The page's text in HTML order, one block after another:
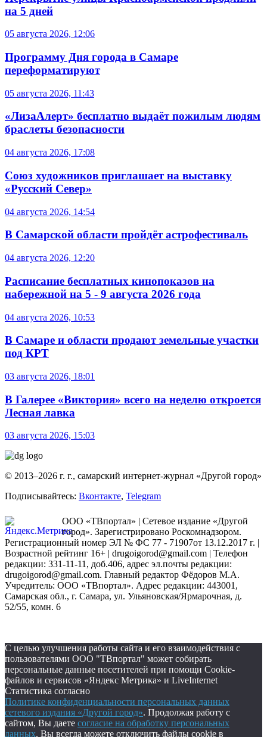
на 5 дней
05 августа 2026, 12:06
Программу Дня города в Самаре
переформатируют
05 августа 2026, 11:43
«ЛизаАлерт» бесплатно выдаёт пожилым людям
браслеты безопасности
04 августа 2026, 17:08
Союз художников приглашает на выставку
«Русский Север»
04 августа 2026, 14:54
В Самарской области пройдёт астрофестиваль
04 августа 2026, 12:20
Расписание бесплатных кинопоказов на
набережной на 5 - 9 августа 2026 года
04 августа 2026, 10:53
В Самаре и области продают земельные участки
под КРТ
03 августа 2026, 18:01
В Галерее «Виктория» всего на неделю откроется
Лесная лавка
03 августа 2026, 15:03
© 2013–2026 г. г., самарский интернет-журнал «Другой город»
Подписывайтесь: Вконтакте, Telegram
ООО «ТВпортал» | Сетевое издание «Другой
город». Зарегистрировано Роскомнадзором.
Регистрационный номер ЭЛ № ФС 77 - 71907от 13.12.2017 г. |
Возрастной рейтинг 16+ | drugoigorod@gmail.com | Телефон
редакции: 331-11-11, доб.406, адрес эл.почты редакции:
drugoigorod@gmail.com. Главный редактор Фёдоров М.А.
Учредитель: ООО «ТВпортал». Адрес редакции: 443001,
Самарская обл., г. Самара, ул. Ульяновская/Ярмарочная, д.
52/55, комн. 6
С целью улучшения работы сайта и его взаимодействия с
пользователями ООО "ТВпортал" может собирать
персональные данные посетителей при помощи Cookie-
файлов и сервисов «Яндекс Метрика» и LiveInternet
Статистика согласно
Политике конфиденциальности персональных данных
сетевого издания «Другой город». Продолжая работу с
сайтом, Вы даете согласие на обработку персональных
данных. Вы всегда можете отключить файлы cookie в